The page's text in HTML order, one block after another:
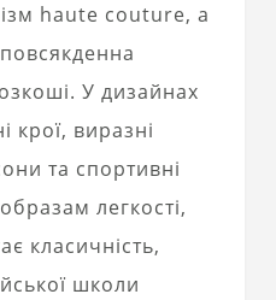
haute couture, а
У дизайнах
крої, виразні
та спортивні
легкості,
класичність,
школи